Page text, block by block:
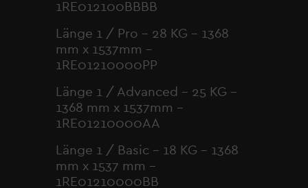
1RE012100BBBB
Länge 1 / Pro – 28 KG – 1368
mm x 1537mm -
1RE01210000PP
Länge 1 / Advanced – 25 KG –
1368 mm x 1537mm -
1RE01210000AA
Länge 1 / Basic – 18 KG – 1368
mm x 1537 mm -
1RE01210000BB